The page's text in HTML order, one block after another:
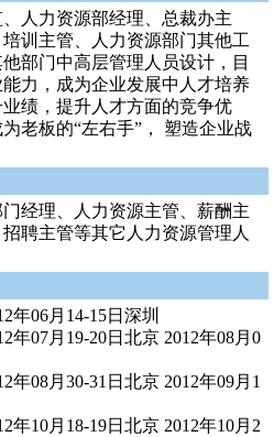
人力资源部经理、总裁办主
训主管、人力资源部门其他工
部门中高层管理人员设计，目
力，成为企业发展中人才培养
绩，提升人才方面的竞争优
老板的“左右手”， 塑造企业战
经理、人力资源主管、薪酬主
聘主管等其它人力资源管理人
年06月14-15日深圳
年07月19-20日北京 2012年08月0
年08月30-31日北京 2012年09月1
年10月18-19日北京 2012年10月2